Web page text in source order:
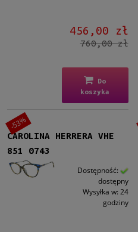
456,00 zł
760,00 zł
Do
koszyka
CAROLINA HERRERA VHE
851 0743
Dostępność:
dostępny
Wysyłka w: 24
godziny
-53%